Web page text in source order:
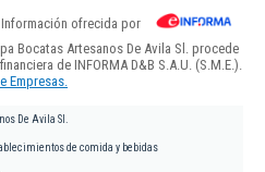
Información ofrecida por
Bocatas Artesanos De Avila Sl. procede
de INFORMA D&B S.A.U. (S.M.E.).
Empresas.
De Avila Sl.
de comida y bebidas